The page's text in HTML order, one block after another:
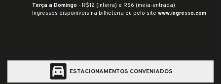
Terça a Domingo - R$12 (inteira) e R$6 (meia-entrada)
Ingressos disponíveis na bilheteria ou pelo site www.ingresso.com
garage ESTACIONAMENTOS CONVENIADOS